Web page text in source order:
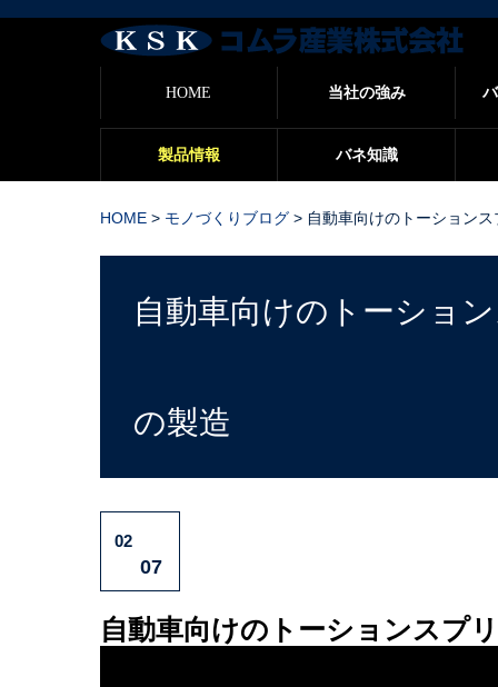
HOME 当社の強み
製品情報 バネ知識
HOME > モノづくりブログ > 自動車向けのトーション
自動車向けのトーショ
の製造
02
07
自動車向けの トーションスプ